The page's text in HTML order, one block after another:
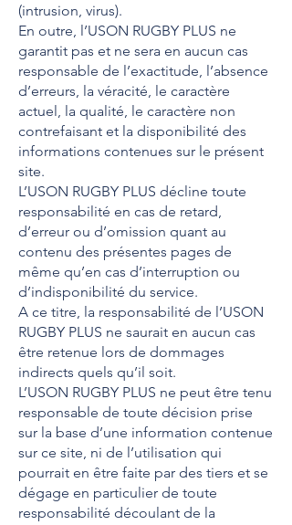
(intrusion, virus).
En outre, l’USON RUGBY PLUS ne
garantit pas et ne sera en aucun cas
responsable de l’exactitude, l’absence
d’erreurs, la véracité, le caractère
actuel, la qualité, le caractère non
contrefaisant et la disponibilité des
informations contenues sur le présent
site.
L’USON RUGBY PLUS décline toute
responsabilité en cas de retard,
d’erreur ou d’omission quant au
contenu des présentes pages de
même qu’en cas d’interruption ou
d’indisponibilité du service.
A ce titre, la responsabilité de l’USON
RUGBY PLUS ne saurait en aucun cas
être retenue lors de dommages
indirects quels qu’il soit.
L’USON RUGBY PLUS ne peut être tenu
responsable de toute décision prise
sur la base d’une information contenue
sur ce site, ni de l’utilisation qui
pourrait en être faite par des tiers et se
dégage en particulier de toute
responsabilité découlant de la